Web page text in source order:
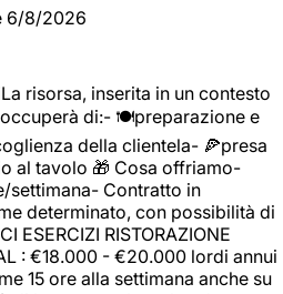
6/8/2026
risorsa, inserita in un contesto
di:- 🍽️preparazione e
della clientela- 🍕presa
al tavolo 🎁 Cosa offriamo-
settimana- Contratto in
determinato, con possibilità di
ESERCIZI RISTORAZIONE
: €18.000 - €20.000 lordi annui
15 ore alla settimana anche su